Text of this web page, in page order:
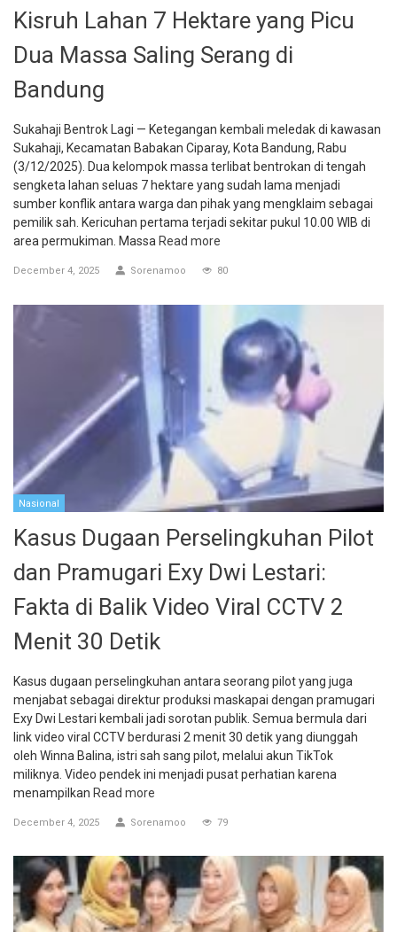
Kisruh Lahan 7 Hektare yang Picu
Dua Massa Saling Serang di
Bandung
Sukahaji Bentrok Lagi — Ketegangan kembali meledak di kawasan
Sukahaji, Kecamatan Babakan Ciparay, Kota Bandung, Rabu
(3/12/2025). Dua kelompok massa terlibat bentrokan di tengah
sengketa lahan seluas 7 hektare yang sudah lama menjadi
sumber konflik antara warga dan pihak yang mengklaim sebagai
pemilik sah. Kericuhan pertama terjadi sekitar pukul 10.00 WIB di
area permukiman. Massa Read more
December 4, 2025 Sorenamoo 80
Nasional
Kasus Dugaan Perselingkuhan Pilot
dan Pramugari Exy Dwi Lestari:
Fakta di Balik Video Viral CCTV 2
Menit 30 Detik
Kasus dugaan perselingkuhan antara seorang pilot yang juga
menjabat sebagai direktur produksi maskapai dengan pramugari
Exy Dwi Lestari kembali jadi sorotan publik. Semua bermula dari
link video viral CCTV berdurasi 2 menit 30 detik yang diunggah
oleh Winna Balina, istri sah sang pilot, melalui akun TikTok
miliknya. Video pendek ini menjadi pusat perhatian karena
menampilkan Read more
December 4, 2025 Sorenamoo 79